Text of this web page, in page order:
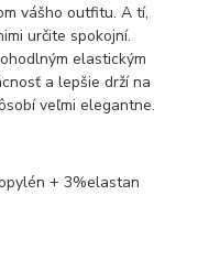
vášho outfitu. A tí,
určite spokojní.
elastickým
a lepšie drží na
veľmi elegantne.
+ 3%elastan